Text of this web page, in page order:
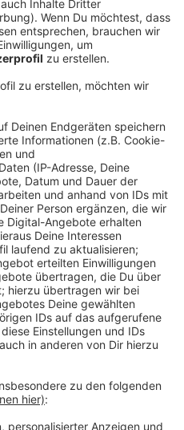
hatte das Amt einen
Forschungszwecken
können
werden.
hatten ergeben, dass die
vermutlich nicht
aus der Luft. Um
startet jetzt die zweite
Für die Neustadt gilt
Gemüse wie
vorsichtshalber
werden sollte.